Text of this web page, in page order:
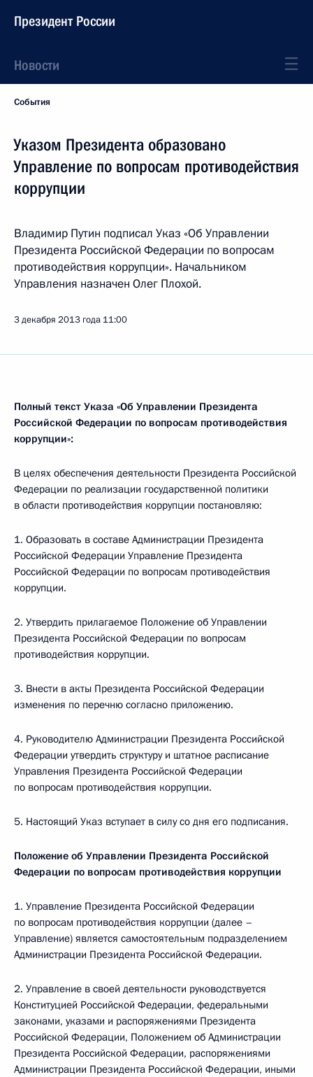
Президент России
Новости
События
Указом Президента образовано
Управление по вопросам противодействия
коррупции
Владимир Путин подписал Указ «Об Управлении
Президента Российской Федерации по вопросам
противодействия коррупции». Начальником
Управления назначен Олег Плохой.
3 декабря 2013 года 11:00
Полный текст Указа «Об Управлении Президента
Российской Федерации по вопросам противодействия
коррупции»:
В целях обеспечения деятельности Президента Российской
Федерации по реализации государственной политики
в области противодействия коррупции постановляю:
1. Образовать в составе Администрации Президента
Российской Федерации Управление Президента
Российской Федерации по вопросам противодействия
коррупции.
2. Утвердить прилагаемое Положение об Управлении
Президента Российской Федерации по вопросам
противодействия коррупции.
3. Внести в акты Президента Российской Федерации
изменения по перечню согласно приложению.
4. Руководителю Администрации Президента Российской
Федерации утвердить структуру и штатное расписание
Управления Президента Российской Федерации
по вопросам противодействия коррупции.
5. Настоящий Указ вступает в силу со дня его подписания.
Положение об Управлении Президента Российской
Федерации по вопросам противодействия коррупции
1. Управление Президента Российской Федерации
по вопросам противодействия коррупции (далее –
Управление) является самостоятельным подразделением
Администрации Президента Российской Федерации.
2. Управление в своей деятельности руководствуется
Конституцией Российской Федерации, федеральными
законами, указами и распоряжениями Президента
Российской Федерации, Положением об Администрации
Президента Российской Федерации, распоряжениями
Администрации Президента Российской Федерации, иными